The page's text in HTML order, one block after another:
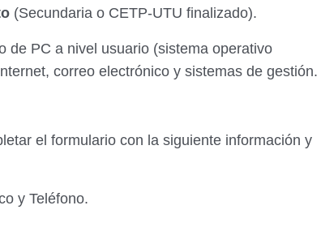
(Secundaria o CETP-UTU finalizado).
de PC a nivel usuario (sistema operativo
correo electrónico y sistemas de gestión.
el formulario con la siguiente información y
y Teléfono.